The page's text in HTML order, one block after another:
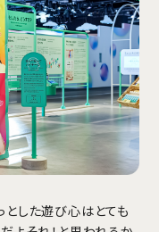
とした遊び心はとても